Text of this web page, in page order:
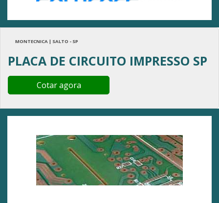
MONTECNICA | SALTO - SP
PLACA DE CIRCUITO IMPRESSO SP
Cotar agora